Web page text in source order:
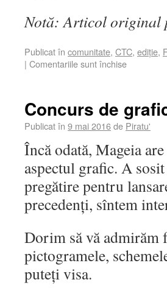
Notă: Articol original
Publicat în comunitate, CTC, ediție,
| Comentariile sunt închise
Concurs de
Publicat în 9 mai 2016de Piratu'
Încă odată, Mageia
aspectul grafic. A
pregătire pentru
precedenți, sîntem
Dorim să vă admirăm
pictogramele,
puteți visa.